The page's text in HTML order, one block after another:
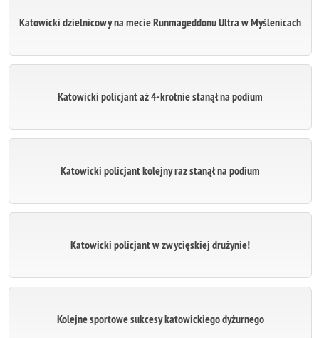
Katowicki dzielnicowy na mecie Runmageddonu Ultra w Myślenicach
Katowicki policjant aż 4-krotnie stanął na podium
Katowicki policjant kolejny raz stanął na podium
Katowicki policjant w zwycięskiej drużynie!
Kolejne sportowe sukcesy katowickiego dyżurnego